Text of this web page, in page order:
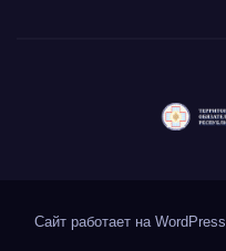
Сайт работает на WordPress